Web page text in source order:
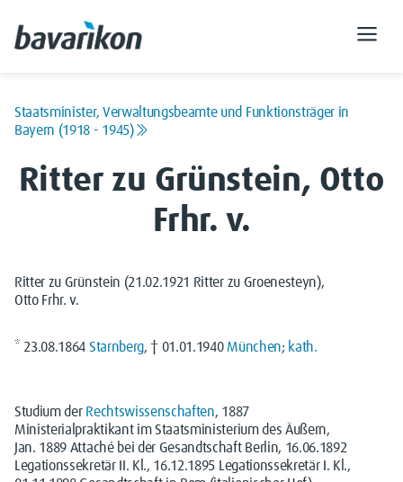
Staatsminister, Verwaltungsbeamte und Funktionsträger in
Bayern (1918 - 1945)
Ritter zu Grünstein, Otto
Frhr. v.
Ritter zu Grünstein (21.02.1921 Ritter zu Groenesteyn),
Otto Frhr. v.
* 23.08.1864 Starnberg, † 01.01.1940 München; kath.
Studium der Rechtswissenschaften, 1887
Ministerialpraktikant im Staatsministerium des Äußern,
Jan. 1889 Attaché bei der Gesandtschaft Berlin, 16.06.1892
Legationssekretär II. Kl., 16.12.1895 Legationssekretär I. Kl.,